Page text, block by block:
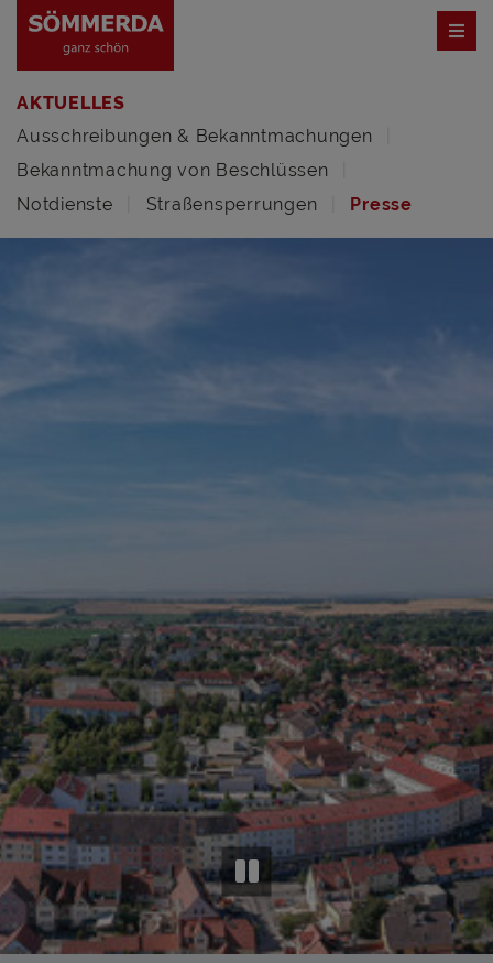
AKTUELLES
Ausschreibungen & Bekanntmachungen
Bekanntmachung von Beschlüssen
Notdienste
Straßensperrungen Presse